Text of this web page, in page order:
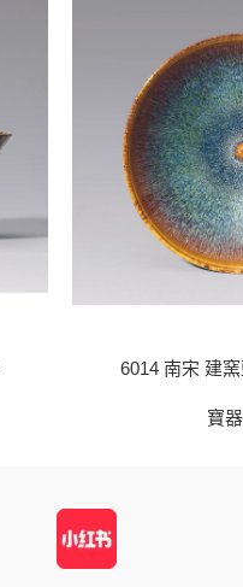
6014 南宋 建
寶